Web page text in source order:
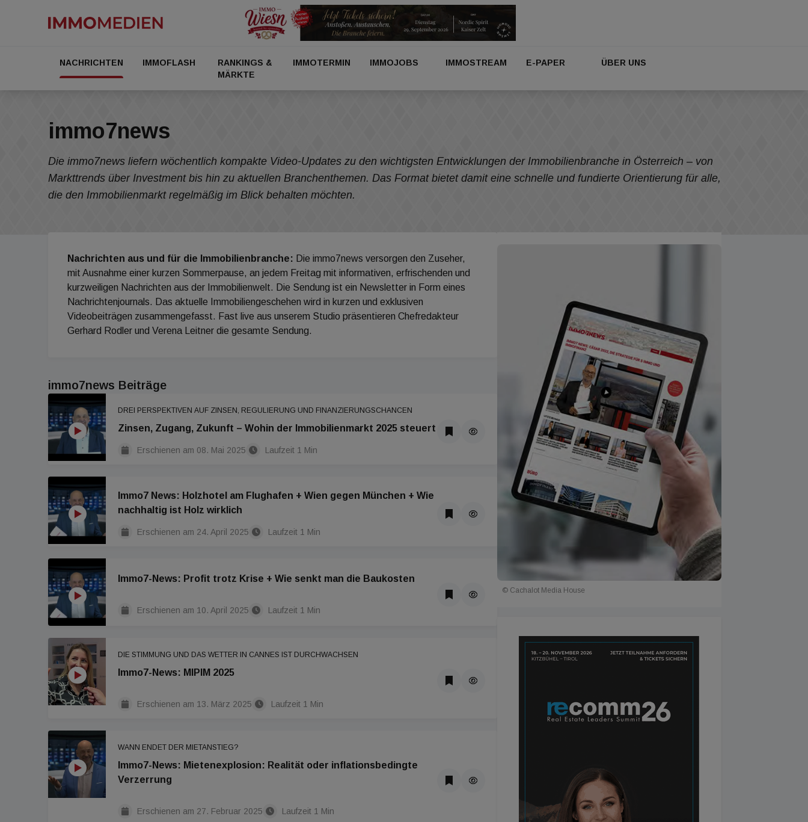
NACHRICHTEN IMMOFLASH
RANKINGS &
MÄRKTE
IMMOTERMIN IMMOJOBS IMMOSTREAM E-PAPER ÜBER UNS
immo7news
Die immo7news liefern wöchentlich kompakte Video-Updates zu den wichtigsten Entwicklungen der Immobilienbranche in Österreich – von
Markttrends über Investment bis hin zu aktuellen Branchenthemen. Das Format bietet damit eine schnelle und fundierte Orientierung für alle,
die den Immobilienmarkt regelmäßig im Blick behalten möchten.
Nachrichten aus und für die Immobilienbranche: Die immo7news versorgen den Zuseher,
mit Ausnahme einer kurzen Sommerpause, an jedem Freitag mit informativen, erfrischenden und
kurzweiligen Nachrichten aus der Immobilienwelt. Die Sendung ist ein Newsletter in Form eines
Nachrichtenjournals. Das aktuelle Immobiliengeschehen wird in kurzen und exklusiven
Videobeiträgen zusammengefasst. Fast live aus unserem Studio präsentieren Chefredakteur
Gerhard Rodler und Verena Leitner die gesamte Sendung.
immo7news Beiträge
DREI PERSPEKTIVEN AUF ZINSEN, REGULIERUNG UND FINANZIERUNGSCHANCEN
Zinsen, Zugang, Zukunft – Wohin der Immobilienmarkt 2025 steuert
Erschienen am 08. Mai 2025 Laufzeit 1 Min
Immo7 News: Holzhotel am Flughafen + Wien gegen München + Wie
nachhaltig ist Holz wirklich
Erschienen am 24. April 2025 Laufzeit 1 Min
Immo7-News: Profit trotz Krise + Wie senkt man die Baukosten
Erschienen am 10. April 2025 Laufzeit 1 Min
DIE STIMMUNG UND DAS WETTER IN CANNES IST DURCHWACHSEN
Immo7-News: MIPIM 2025
Erschienen am 13. März 2025 Laufzeit 1 Min
WANN ENDET DER MIETANSTIEG?
Immo7-News: Mietenexplosion: Realität oder inflationsbedingte
Verzerrung
Erschienen am 27. Februar 2025 Laufzeit 1 Min
© Cachalot Media House